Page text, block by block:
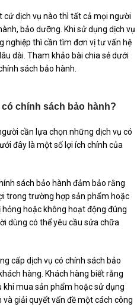
cứ dịch vụ nào thì tất cả mọi người
bảo dưỡng. Khi sử dụng dịch vụ
nghiệp thì cần tìm đơn vị tư vấn hệ
dài. Tham khảo bài chia sẻ dưới
sách bảo hành.
chính sách bảo hành?
cần lựa chọn những dịch vụ có
đây là một số lợi ích chính của
sách bảo hành đảm bảo rằng
trong trường hợp sản phẩm hoặc
hoặc không hoạt động đúng
dùng có thể yêu cầu sửa chữa
cấp dịch vụ có chính sách bảo
hàng. Khách hàng biết rằng
khi mua sản phẩm hoặc sử dụng
giải quyết vấn đề một cách công